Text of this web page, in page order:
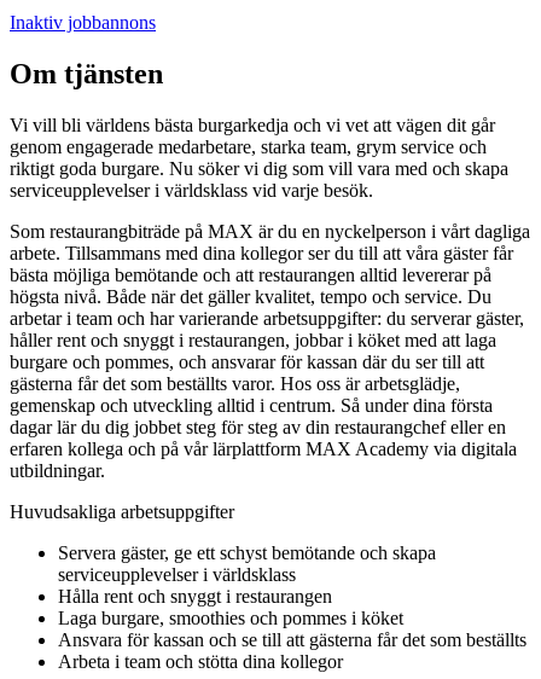
Inaktiv jobbannons
Om tjänsten
Vi vill bli världens bästa burgarkedja och vi vet att vägen dit går
genom engagerade medarbetare, starka team, grym service och
riktigt goda burgare. Nu söker vi dig som vill vara med och skapa
serviceupplevelser i världsklass vid varje besök.
Som restaurangbiträde på MAX är du en nyckelperson i vårt dagliga
arbete. Tillsammans med dina kollegor ser du till att våra gäster får
bästa möjliga bemötande och att restaurangen alltid levererar på
högsta nivå. Både när det gäller kvalitet, tempo och service. Du
arbetar i team och har varierande arbetsuppgifter: du serverar gäster,
håller rent och snyggt i restaurangen, jobbar i köket med att laga
burgare och pommes, och ansvarar för kassan där du ser till att
gästerna får det som beställts varor. Hos oss är arbetsglädje,
gemenskap och utveckling alltid i centrum. Så under dina första
dagar lär du dig jobbet steg för steg av din restaurangchef eller en
erfaren kollega och på vår lärplattform MAX Academy via digitala
utbildningar.
Huvudsakliga arbetsuppgifter
Servera gäster, ge ett schyst bemötande och skapa
serviceupplevelser i världsklass
Hålla rent och snyggt i restaurangen
Laga burgare, smoothies och pommes i köket
Ansvara för kassan och se till att gästerna får det som beställts
Arbeta i team och stötta dina kollegor